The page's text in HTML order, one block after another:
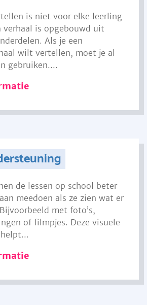
is niet voor elke leerling
verhaal is opgebouwd uit
Als je een
wilt vertellen, moet je al
gebruiken....
de lessen op school beter
meedoen als ze zien wat er
met foto’s,
of filmpjes. Deze visuele